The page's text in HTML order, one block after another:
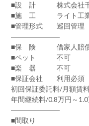
■設 計 株式会社千
■施 工 ライト工業
■管理形式 巡回管理
―――――――
■保 険 借家人賠償
■ペット 不可
■楽 器 不可
■保証会社 利用必須（
初回保証委託料/月額賃
年間継続料/0.8万円～
―――――――
■間取り